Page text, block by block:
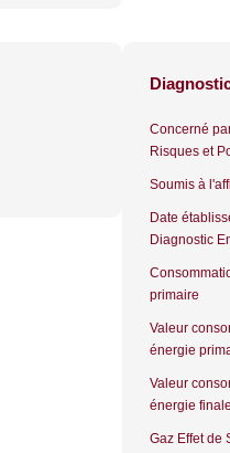
Concerné
Risques et
Soumis à
Date
Diagnostic
primaire
Valeur
énergie
Valeur
énergie finale
Gaz Effet de